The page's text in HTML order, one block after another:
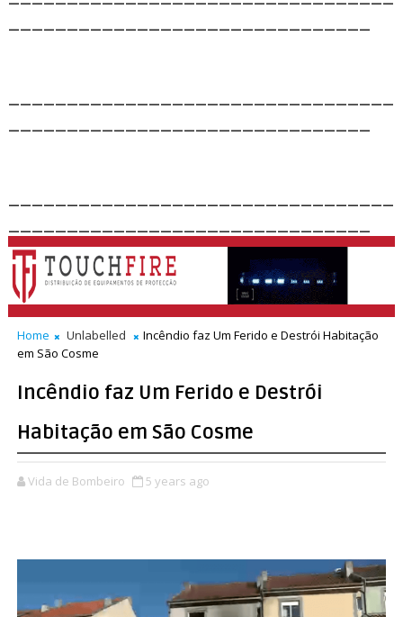
Home Unlabelled
Incêndio faz Um Ferido e Destrói Habitação
em São Cosme
Incêndio faz Um Ferido e Destrói
Habitação em São Cosme
Vida de Bombeiro 5 years ago